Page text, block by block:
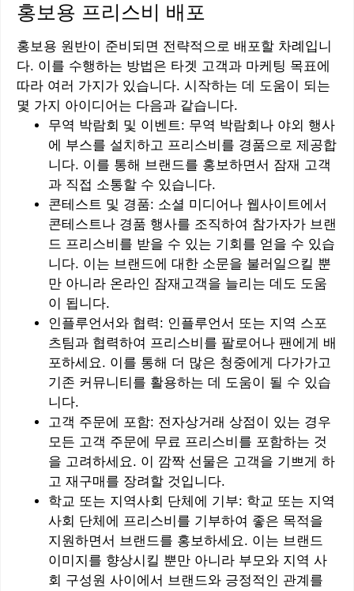
홍보용 프리스비 배포
홍보용 원반이 준비되면 전략적으로 배포할 차례입니
다. 이를 수행하는 방법은 타겟 고객과 마케팅 목표에
따라 여러 가지가 있습니다. 시작하는 데 도움이 되는
몇 가지 아이디어는 다음과 같습니다.
무역 박람회 및 이벤트: 무역 박람회나 야외 행사
에 부스를 설치하고 프리스비를 경품으로 제공합
니다. 이를 통해 브랜드를 홍보하면서 잠재 고객
과 직접 소통할 수 있습니다.
콘테스트 및 경품: 소셜 미디어나 웹사이트에서
콘테스트나 경품 행사를 조직하여 참가자가 브랜
드 프리스비를 받을 수 있는 기회를 얻을 수 있습
니다. 이는 브랜드에 대한 소문을 불러일으킬 뿐
만 아니라 온라인 잠재고객을 늘리는 데도 도움
이 됩니다.
인플루언서와 협력: 인플루언서 또는 지역 스포
츠팀과 협력하여 프리스비를 팔로어나 팬에게 배
포하세요. 이를 통해 더 많은 청중에게 다가가고
기존 커뮤니티를 활용하는 데 도움이 될 수 있습
니다.
고객 주문에 포함: 전자상거래 상점이 있는 경우
모든 고객 주문에 무료 프리스비를 포함하는 것
을 고려하세요. 이 깜짝 선물은 고객을 기쁘게 하
고 재구매를 장려할 것입니다.
학교 또는 지역사회 단체에 기부: 학교 또는 지역
사회 단체에 프리스비를 기부하여 좋은 목적을
지원하면서 브랜드를 홍보하세요. 이는 브랜드
이미지를 향상시킬 뿐만 아니라 부모와 지역 사
회 구성원 사이에서 브랜드와 긍정적인 관계를